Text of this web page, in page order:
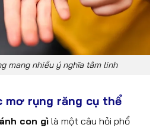
mang nhiều ý nghĩa tâm linh
rụng răng cụ thể
con gì là một câu hỏi phổ